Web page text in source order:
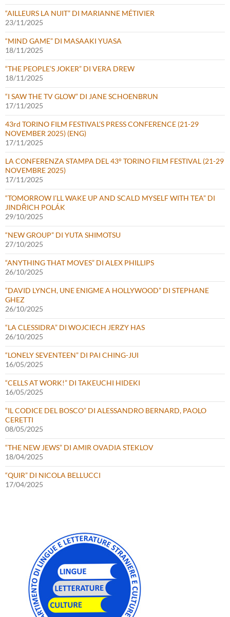
“AILLEURS LA NUIT” DI MARIANNE MÉTIVIER
23/11/2025
“MIND GAME” DI MASAAKI YUASA
18/11/2025
“THE PEOPLE’S JOKER” DI VERA DREW
18/11/2025
“I SAW THE TV GLOW” DI JANE SCHOENBRUN
17/11/2025
43rd TORINO FILM FESTIVAL’S PRESS CONFERENCE (21-29
NOVEMBER 2025) (ENG)
17/11/2025
LA CONFERENZA STAMPA DEL 43° TORINO FILM FESTIVAL (21-29
NOVEMBRE 2025)
17/11/2025
“TOMORROW I’LL WAKE UP AND SCALD MYSELF WITH TEA” DI
JINDŘICH POLÁK
29/10/2025
“NEW GROUP” DI YUTA SHIMOTSU
27/10/2025
“ANYTHING THAT MOVES” DI ALEX PHILLIPS
26/10/2025
“DAVID LYNCH, UNE ENIGME A HOLLYWOOD” DI STEPHANE
GHEZ
26/10/2025
“LA CLESSIDRA” DI WOJCIECH JERZY HAS
26/10/2025
“LONELY SEVENTEEN” DI PAI CHING-JUI
16/05/2025
“CELLS AT WORK!” DI TAKEUCHI HIDEKI
16/05/2025
“IL CODICE DEL BOSCO” DI ALESSANDRO BERNARD, PAOLO
CERETTI
08/05/2025
“THE NEW JEWS” DI AMIR OVADIA STEKLOV
18/04/2025
“QUIR” DI NICOLA BELLUCCI
17/04/2025